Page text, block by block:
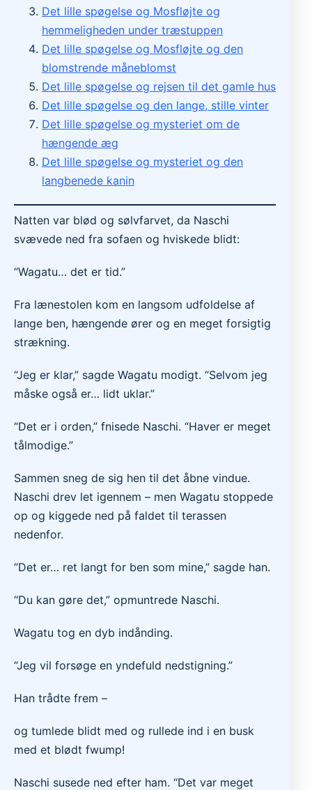
Det lille spøgelse og Mosfløjte og
hemmeligheden under træstuppen
Det lille spøgelse og Mosfløjte og den
blomstrende måneblomst
Det lille spøgelse og rejsen til det gamle hus
Det lille spøgelse og den lange, stille vinter
Det lille spøgelse og mysteriet om de
hængende æg
Det lille spøgelse og mysteriet og den
langbenede kanin
Natten var blød og sølvfarvet, da Naschi
svævede ned fra sofaen og hviskede blidt:
“Wagatu… det er tid.”
Fra lænestolen kom en langsom udfoldelse af
lange ben, hængende ører og en meget forsigtig
strækning.
“Jeg er klar,” sagde Wagatu modigt. “Selvom jeg
måske også er… lidt uklar.”
“Det er i orden,” fnisede Naschi. “Haver er meget
tålmodige.”
Sammen sneg de sig hen til det åbne vindue.
Naschi drev let igennem – men Wagatu stoppede
op og kiggede ned på faldet til terassen
nedenfor.
“Det er… ret langt for ben som mine,” sagde han.
“Du kan gøre det,” opmuntrede Naschi.
Wagatu tog en dyb indånding.
“Jeg vil forsøge en yndefuld nedstigning.”
Han trådte frem –
og tumlede blidt med og rullede ind i en busk
med et blødt fwump!
Naschi susede ned efter ham. “Det var meget